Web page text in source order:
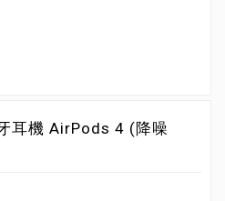
耳機 AirPods 4 (降噪